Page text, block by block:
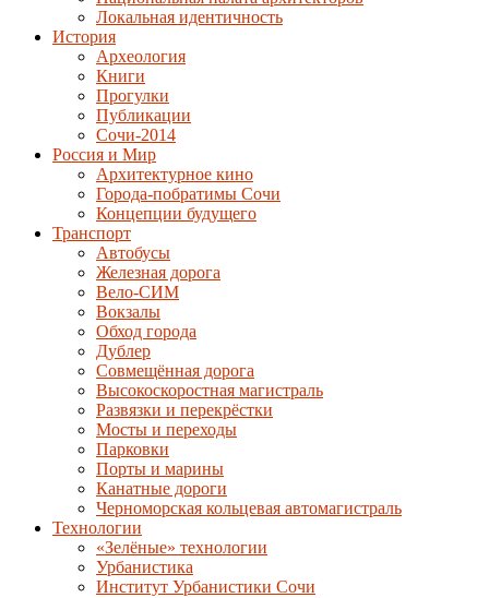
Локальная идентичность
История
Археология
Книги
Прогулки
Публикации
Сочи-2014
Россия и Мир
Архитектурное кино
Города-побратимы Сочи
Концепции будущего
Транспорт
Автобусы
Железная дорога
Вело-СИМ
Вокзалы
Обход города
Дублер
Совмещённая дорога
Высокоскоростная магистраль
Развязки и перекрёстки
Мосты и переходы
Парковки
Порты и марины
Канатные дороги
Черноморская кольцевая автомагистраль
Технологии
«Зелёные» технологии
Урбанистика
Институт Урбанистики Сочи